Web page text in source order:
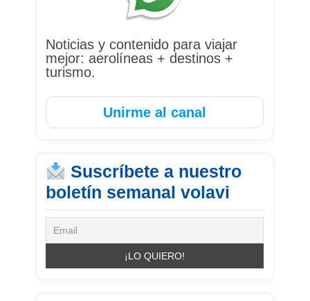
Noticias y contenido para viajar
mejor: aerolíneas + destinos +
turismo.
Unirme al canal
Suscríbete a nuestro
boletín semanal volavi